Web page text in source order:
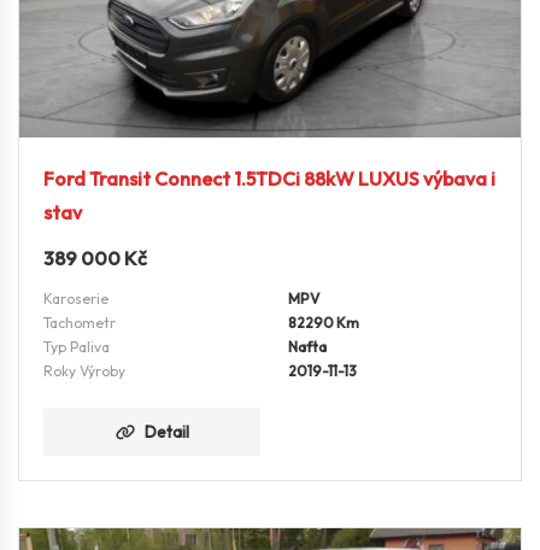
Ford Transit Connect 1.5TDCi 88kW LUXUS výbava i
stav
389 000 Kč
Karoserie
MPV
Tachometr
82290 Km
Typ Paliva
Nafta
Roky Výroby
2019-11-13
Detail